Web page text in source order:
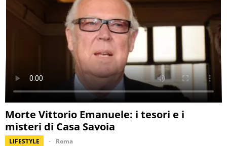
Morte Vittorio Emanuele: i tesori e i
misteri di Casa Savoia
LIFESTYLE Roma